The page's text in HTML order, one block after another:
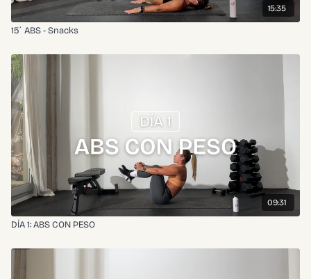
15:35
15´ ABS - Snacks
09:31
DÍA 1: ABS CON PESO